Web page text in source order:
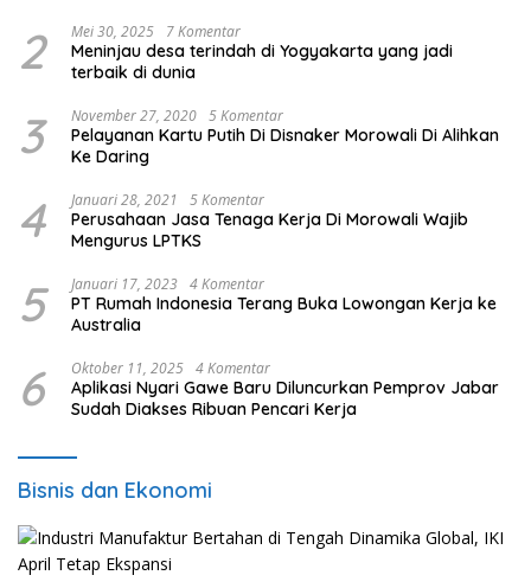
2 Mei 30, 2025 7 Komentar
Meninjau desa terindah di Yogyakarta yang jadi
terbaik di dunia
3 November 27, 2020 5 Komentar
Pelayanan Kartu Putih Di Disnaker Morowali Di Alihkan
Ke Daring
4 Januari 28, 2021 5 Komentar
Perusahaan Jasa Tenaga Kerja Di Morowali Wajib
Mengurus LPTKS
5 Januari 17, 2023 4 Komentar
PT Rumah Indonesia Terang Buka Lowongan Kerja ke
Australia
6 Oktober 11, 2025 4 Komentar
Aplikasi Nyari Gawe Baru Diluncurkan Pemprov Jabar
Sudah Diakses Ribuan Pencari Kerja
Bisnis dan Ekonomi